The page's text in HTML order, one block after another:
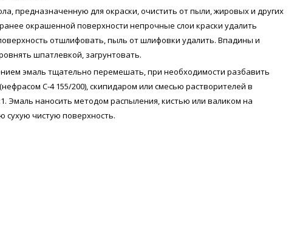
предназначенную для окраски, очистить от пыли, жировых и других
окрашенной поверхности непрочные слои краски удалить
отшлифовать, пыль от шлифовки удалить. Впадины и
шпатлевкой, загрунтовать.
эмаль тщательно перемешать, при необходимости разбавить
С-4 155/200), скипидаром или смесью растворителей в
Эмаль наносить методом распыления, кистью или валиком на
сухую чистую поверхность.